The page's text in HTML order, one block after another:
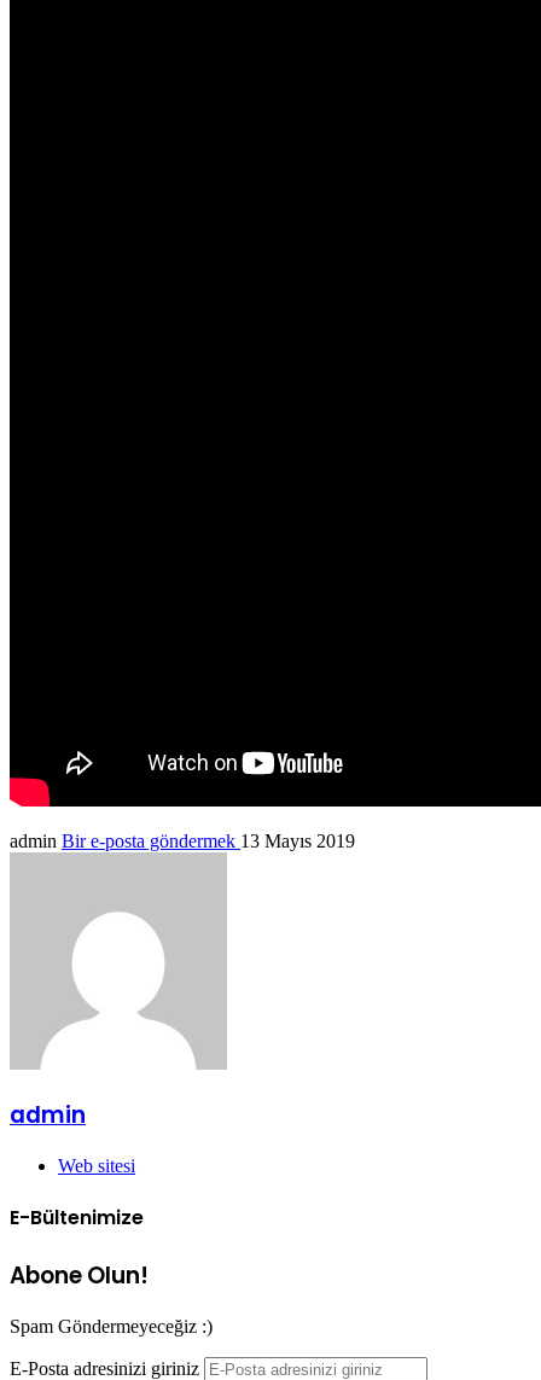
admin Bir e-posta göndermek 13 Mayıs 2019
admin
Web sitesi
E-Bültenimize
Abone Olun!
Spam Göndermeyeceğiz :)
E-Posta adresinizi giriniz